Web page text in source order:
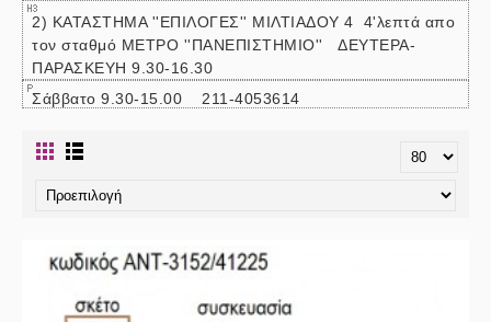
2) ΚΑΤΑΣΤΗΜΑ ''ΕΠΙΛΟΓΕΣ'' ΜΙΛΤΙΑΔΟΥ 4 4'λεπτά απο
τον σταθμό ΜΕΤΡΟ ''ΠΑΝΕΠΙΣΤΗΜΙΟ'' ΔΕΥΤΕΡΑ-
ΠΑΡΑΣΚΕΥΗ 9.30-16.30
Σάββατο 9.30-15.00 211-4053614